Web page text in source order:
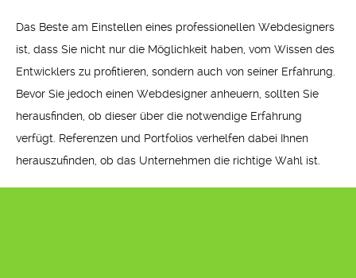
Das Beste am Einstellen eines professionellen Webdesigners
ist, dass Sie nicht nur die Möglichkeit haben, vom Wissen des
Entwicklers zu profitieren, sondern auch von seiner Erfahrung.
Bevor Sie jedoch einen Webdesigner anheuern, sollten Sie
herausfinden, ob dieser über die notwendige Erfahrung
verfügt. Referenzen und Portfolios verhelfen dabei Ihnen
herauszufinden, ob das Unternehmen die richtige Wahl ist.